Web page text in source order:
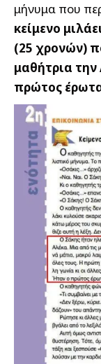
μήνυμα που
κείμενο
(25 χρονών)
μαθήτρια
πρώτος